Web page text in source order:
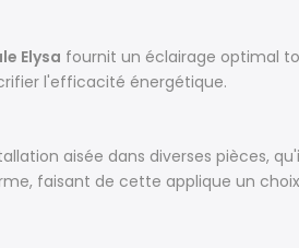
Elysa fournit un éclairage optimal
l'efficacité énergétique.
aisée dans diverses pièces,
faisant de cette applique un